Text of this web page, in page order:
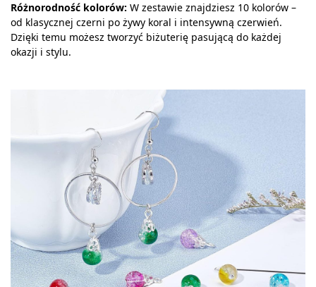
Różnorodność kolorów: W zestawie znajdziesz 10 kolorów –
od klasycznej czerni po żywy koral i intensywną czerwień.
Dzięki temu możesz tworzyć biżuterię pasującą do każdej
okazji i stylu.